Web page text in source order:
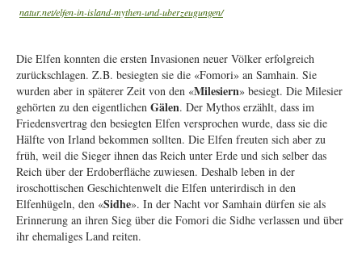
natur.net/elfen-in-island-mythen-und-uberzeugungen/
Die Elfen konnten die ersten Invasionen neuer Völker erfolgreich
zurückschlagen. Z.B. besiegten sie die «Fomori» an Samhain. Sie
wurden aber in späterer Zeit von den «Milesiern» besiegt. Die Milesier
gehörten zu den eigentlichen Gälen. Der Mythos erzählt, dass im
Friedensvertrag den besiegten Elfen versprochen wurde, dass sie die
Hälfte von Irland bekommen sollten. Die Elfen freuten sich aber zu
früh, weil die Sieger ihnen das Reich unter Erde und sich selber das
Reich über der Erdoberfläche zuwiesen. Deshalb leben in der
iroschottischen Geschichtenwelt die Elfen unterirdisch in den
Elfenhügeln, den «Sidhe». In der Nacht vor Samhain dürfen sie als
Erinnerung an ihren Sieg über die Fomori die Sidhe verlassen und über
ihr ehemaliges Land reiten.